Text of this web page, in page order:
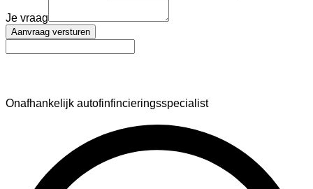
Je vraag
Aanvraag versturen
Onafhankelijk autofinfincieringsspecialist